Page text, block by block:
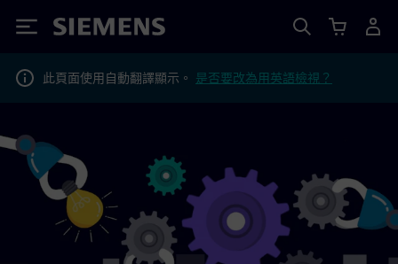
Siemens
此頁面使用自動翻譯顯示。 是否要改為用英語檢視？